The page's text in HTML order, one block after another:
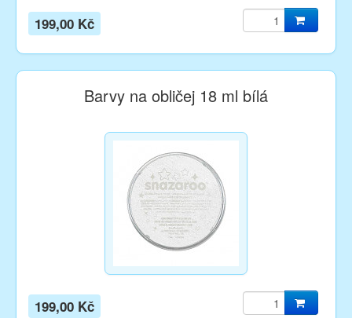
199,00 Kč
Barvy na obličej 18 ml bílá
199,00 Kč